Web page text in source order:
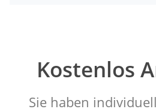
Kostenlos
Sie haben